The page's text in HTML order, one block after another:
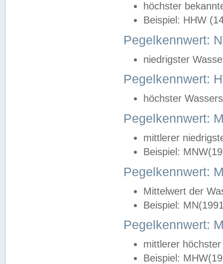
höchster
Beispiel: HHW
Pegelkennwert:
niedrigster
Pegelkennwert:
höchster
Pegelkennwert:
mittlerer
Beispiel:
Pegelkennwert:
Mittelwert der
Beispiel:
Pegelkennwert:
mittlerer
Beispiel: